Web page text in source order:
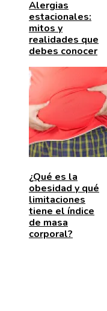
Alergias
estacionales:
mitos y
realidades que
debes conocer
¿Qué es la
obesidad y qué
limitaciones
tiene el índice
de masa
corporal?